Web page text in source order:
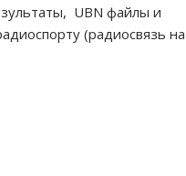
UBN файлы и
(радиосвязь на